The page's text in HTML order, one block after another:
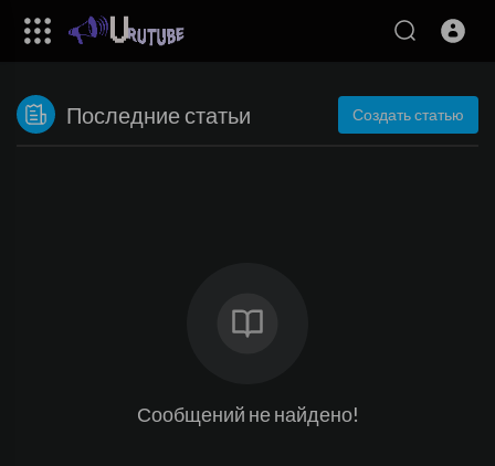
Последние статьи Создать статью
Сообщений не найдено!